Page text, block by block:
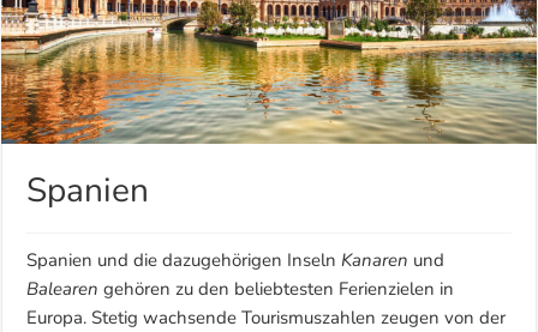
Spanien
Spanien und die dazugehörigen InselnKanaren und
Balearen gehören zu den beliebtesten Ferienzielen in
Europa. Stetig wachsende Tourismuszahlen zeugen von der